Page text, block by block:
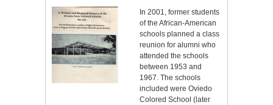
In 2001, former students
of the African-American
schools planned a class
reunion for alumni who
attended the schools
between 1953 and
1967. The schools
included were Oviedo
Colored School (later